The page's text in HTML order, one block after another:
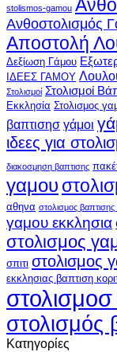
stolismos-gamou
Ανθοστολισμός
Αποστολή
Δεξίωση Γάμου
ΙΔΕΕΣ ΓΑΜΟΥ
Στολισμοί Στολισμοί
Εκκλησία Στολισμος
βαπτισησ γάμοι
ιδεες για
διακοσμηση βαπτισης
γαμου
αθηνα στολισμος βαπτισης
γαμου εκκλησια
στολισμος
σπιτι στολισμος
εκκλησιας βαπτιση
στολισμός
Kατηγορίες